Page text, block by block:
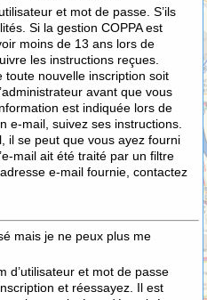
et mot de passe. S’ils
Si la gestion COPPA est
moins de 13 ans lors de
les instructions reçues.
nouvelle inscription soit
avant que vous
est indiquée lors de
e-mail, suivez ses instructions.
il se peut que vous ayez fourni
mail ait été traité par un filtre
e-mail fournie, contactez
mais je ne peux plus me
d’utilisateur et mot de passe
et réessayez. Il est